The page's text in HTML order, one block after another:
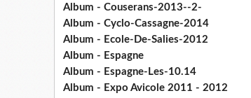
Album - Couserans-2013--2-
Album - Cyclo-Cassagne-2014
Album - Ecole-De-Salies-2012
Album - Espagne
Album - Espagne-Les-10.14
Album - Expo Avicole 2011 - 2012